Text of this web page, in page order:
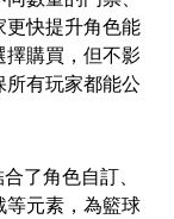
快提升角色能
擇購買，但不影
有玩家都能公
合了角色自訂、
元素，為籃球